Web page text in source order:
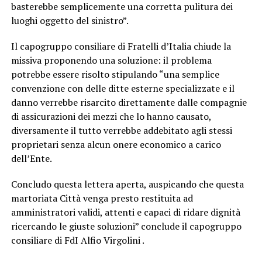
basterebbe semplicemente una corretta pulitura dei
luoghi oggetto del sinistro”.
Il capogruppo consiliare di Fratelli d’Italia chiude la
missiva proponendo una soluzione: il problema
potrebbe essere risolto stipulando “una semplice
convenzione con delle ditte esterne specializzate e il
danno verrebbe risarcito direttamente dalle compagnie
di assicurazioni dei mezzi che lo hanno causato,
diversamente il tutto verrebbe addebitato agli stessi
proprietari senza alcun onere economico a carico
dell’Ente.
Concludo questa lettera aperta, auspicando che questa
martoriata Città venga presto restituita ad
amministratori validi, attenti e capaci di ridare dignità
ricercando le giuste soluzioni” conclude il capogruppo
consiliare di FdI Alfio Virgolini .